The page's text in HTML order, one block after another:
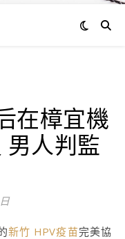
在樟宜機
人判監
新竹 HPV疫苗完美協